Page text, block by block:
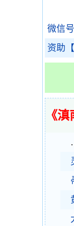
微信
资助
《